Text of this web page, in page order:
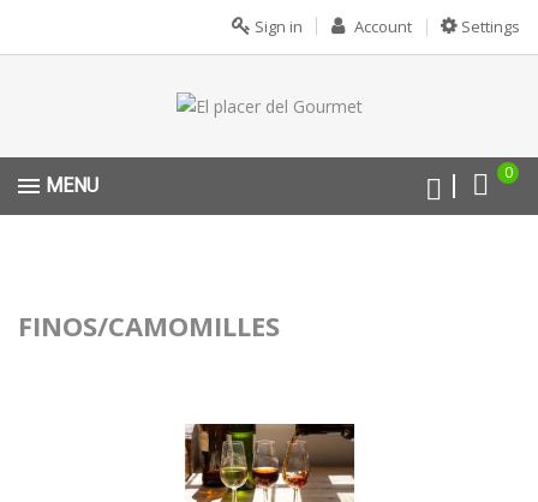
Settings
Account
Sign in
0
MENU
FINOS/CAMOMILLES